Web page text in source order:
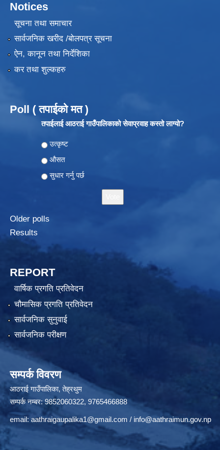
Notices
सूचना तथा समाचार
सार्वजनिक खरीद /बोलपत्र सूचना
ऐन, कानून तथा निर्देशिका
कर तथा शुल्कहरु
Poll ( तपाईको मत )
तपाईलाई आठराई गाउँपालिकाको सेवाप्रवाह कस्तो लाग्यो?
Choices
उत्कृष्ट
औसत
सुधार गर्नु पर्छ
Older polls
Results
REPORT
वार्षिक प्रगति प्रतिवेदन
चौमासिक प्रगति प्रतिवेदन
सार्वजनिक सुनुवाई
सार्वजनिक परीक्षण
सम्पर्क विवरण
आठराई गाउँपालिका, तेह्रथुम
सम्पर्क नम्बर: 9852060322, 9765466888
email: aathraigaupalika1@gmail.com / info@aathraimun.gov.np